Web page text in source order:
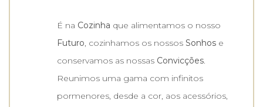
É na Cozinha que alimentamos o nosso
Futuro, cozinhamos os nossos Sonhos e
conservamos as nossas Convicções.
Reunimos uma gama com infinitos
pormenores, desde a cor, aos acessórios,